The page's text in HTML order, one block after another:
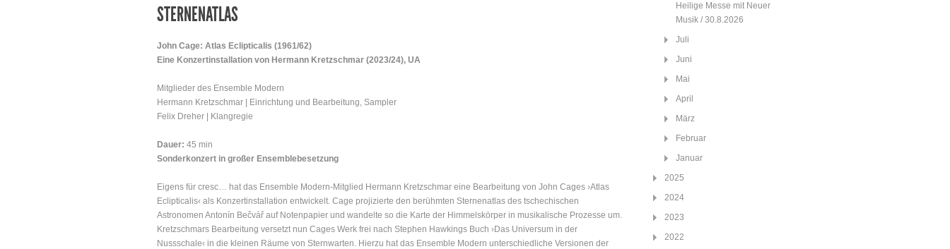
STERNENATLAS
John Cage: Atlas Eclipticalis (1961/62)
Eine Konzertinstallation von Hermann Kretzschmar (2023/24), UA
Mitglieder des Ensemble Modern
Hermann Kretzschmar | Einrichtung und Bearbeitung, Sampler
Felix Dreher | Klangregie
Dauer: 45 min
Sonderkonzert in großer Ensemblebesetzung
Eigens für cresc… hat das Ensemble Modern-Mitglied Hermann Kretzschmar eine Bearbeitung von John Cages ›Atlas
Eclipticalis‹ als Konzertinstallation entwickelt. Cage projizierte den berühmten Sternenatlas des tschechischen
Astronomen Antonín Bečvář auf Notenpapier und wandelte so die Karte der Himmelskörper in musikalische Prozesse um.
Kretzschmars Bearbeitung versetzt nun Cages Werk frei nach Stephen Hawkings Buch ›Das Universum in der
Nussschale‹ in die kleinen Räume von Sternwarten. Hierzu hat das Ensemble Modern unterschiedliche Versionen der
Heilige Messe mit Neuer
Musik / 30.8.2026
Juli
Juni
Mai
April
März
Februar
Januar
2025
2024
2023
2022